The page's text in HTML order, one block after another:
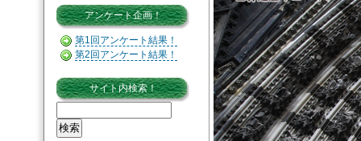
アンケート企画！
第1回アンケート結果！
第2回アンケート結果！
サイト内検索！